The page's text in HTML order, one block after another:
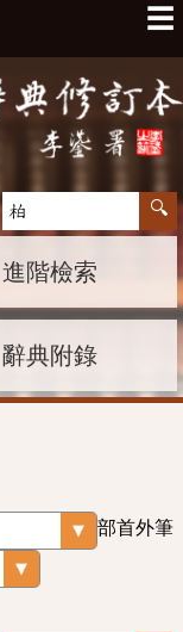
☰
進階檢索
辭典附錄
部首外筆